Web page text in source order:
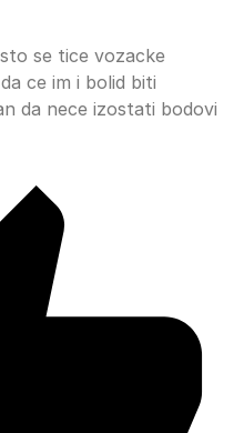
se tice vozacke
ce im i bolid biti
da nece izostati bodovi